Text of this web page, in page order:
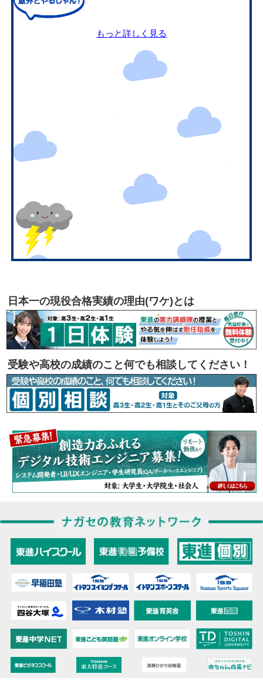
もっと詳しく見る
日本一の現役合格実績の理由(ワケ)とは
受験や高校の成績のこと何でも相談してください！